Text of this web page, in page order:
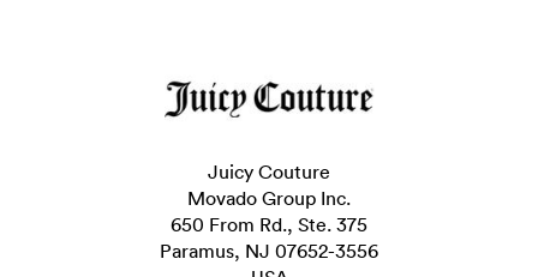
Juicy Couture
Movado Group Inc.
650 From Rd., Ste. 375
Paramus, NJ 07652-3556